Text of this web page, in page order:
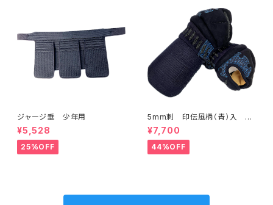
ジャージ垂 少年用
¥5,528
25%OFF
5mm刺 印伝風柄（青）入 甲
手 一般用Lサイズ
¥7,700
44%OFF